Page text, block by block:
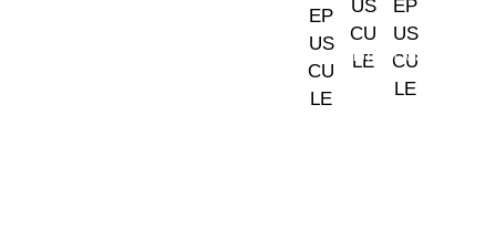
Somos tu tienda de papel pintado y decoración en Madrid.